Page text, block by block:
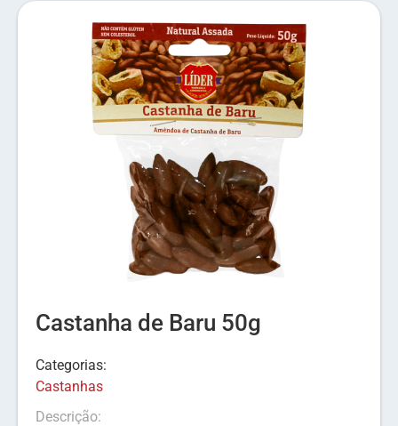
Castanha de Baru 50g
Categorias:
Castanhas
Descrição: